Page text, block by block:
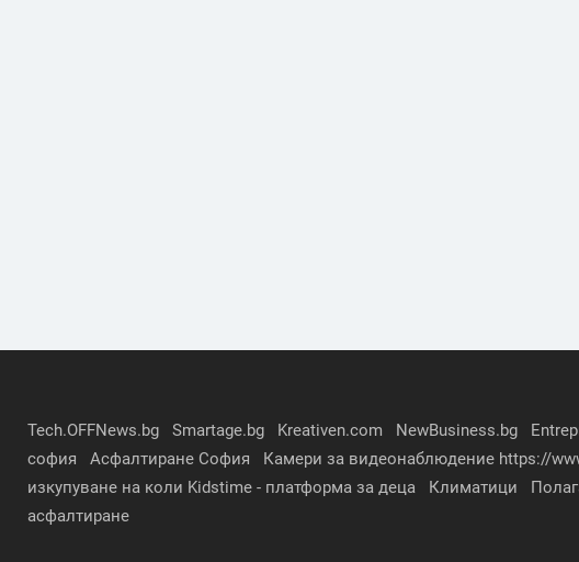
Tech.OFFNews.bg Smartage.bg Kreativen.com NewBusiness.bg
софия
Асфалтиране София Камери за видеонаблюдение https://
изкупуване на коли Kidstime - платформа за деца Климатици
асфалтиране